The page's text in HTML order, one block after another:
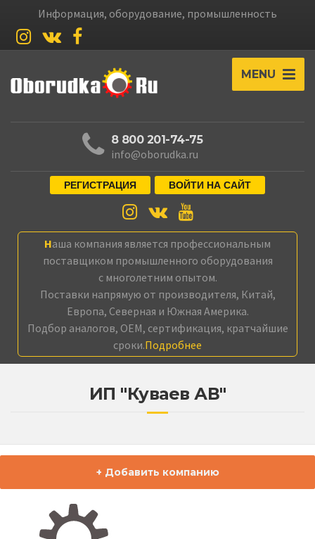
Информация, оборудование, промышленность
MENU
8 800 201-74-75
info@oborudka.ru
РЕГИСТРАЦИЯ ВОЙТИ НА САЙТ
Наша компания является профессиональным
поставщиком промышленного оборудования
с многолетним опытом.
Поставки напрямую от производителя, Китай,
Европа, Северная и Южная Америка.
Подбор аналогов, OEM, сертификация, кратчайшие
сроки.Подробнее
ИП "Куваев АВ"
+ Добавить компанию